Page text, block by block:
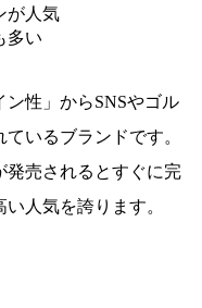
が人気
多い
ン性」からSNSやゴル
いるブランドです。
発売されるとすぐに完
人気を誇ります。